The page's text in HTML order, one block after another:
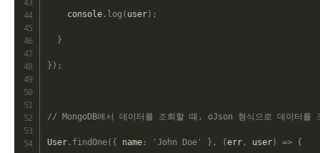
    console
. log ( user) ;
}
} ) ;
// MongoDB에서 데이터를 조회할 때, oJson 형식으로 데이터를
User. findOne( { name: 'John Doe' } , (err, user) => {